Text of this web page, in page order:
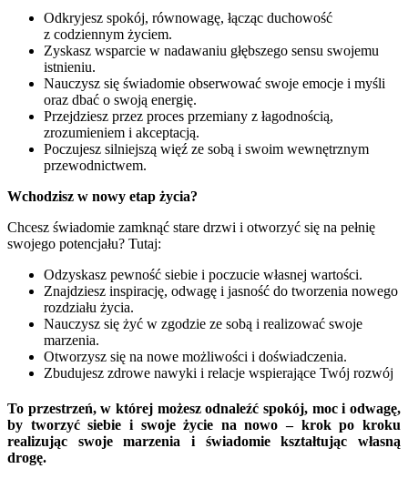
Odkryjesz spokój, równowagę, łącząc duchowość
z codziennym życiem.
Zyskasz wsparcie w nadawaniu głębszego sensu swojemu
istnieniu.
Nauczysz się świadomie obserwować swoje emocje i myśli
oraz dbać o swoją energię.
Przejdziesz przez proces przemiany z łagodnością,
zrozumieniem i akceptacją.
Poczujesz silniejszą więź ze sobą i swoim wewnętrznym
przewodnictwem.
Wchodzisz w nowy etap życia?
Chcesz świadomie zamknąć stare drzwi i otworzyć się na pełnię
swojego potencjału? Tutaj:
Odzyskasz pewność siebie i poczucie własnej wartości.
Znajdziesz inspirację, odwagę i jasność do tworzenia nowego
rozdziału życia.
Nauczysz się żyć w zgodzie ze sobą i realizować swoje
marzenia.
Otworzysz się na nowe możliwości i doświadczenia.
Zbudujesz zdrowe nawyki i relacje wspierające Twój rozwój
To przestrzeń, w której możesz odnaleźć spokój, moc i odwagę,
by tworzyć siebie i swoje życie na nowo – krok po kroku
realizując swoje marzenia i świadomie kształtując własną
drogę.